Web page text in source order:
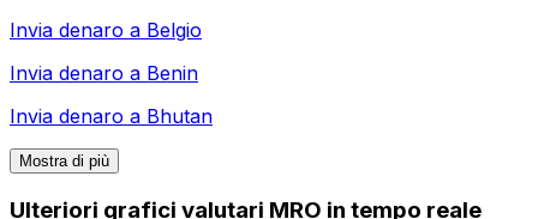
Invia denaro a Belgio
Invia denaro a Benin
Invia denaro a Bhutan
Mostra di più
Ulteriori grafici valutari MRO in tempo reale